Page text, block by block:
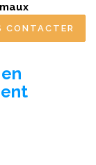
CONTACTER